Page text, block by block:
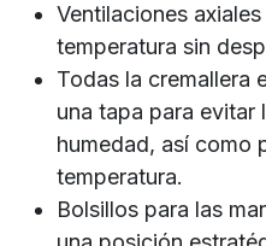
Ventilaciones
temperatura sin
Todas la cremallera
una tapa para evitar
humedad, así como
temperatura.
Bolsillos para las